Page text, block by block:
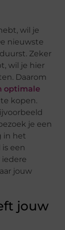
wil je
nieuwste
Zeker
wil je hier
Daarom
optimale
kopen.
je een
in het
een
jouw
jouw